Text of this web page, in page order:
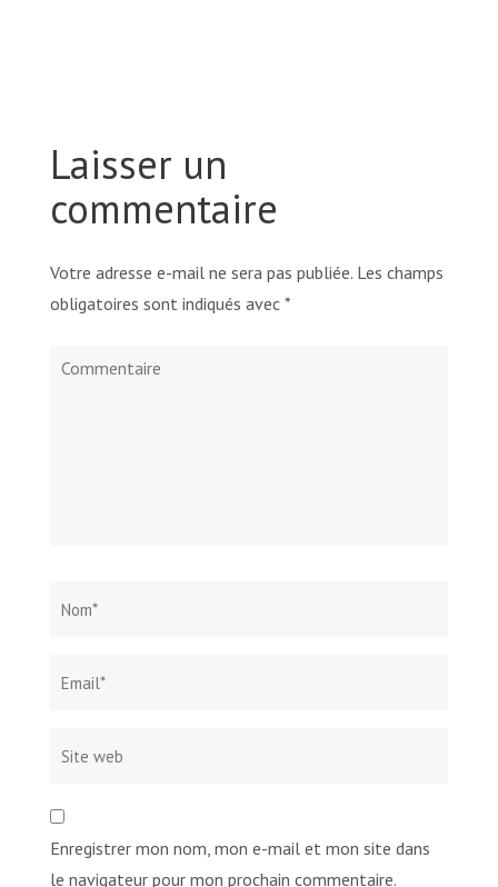
Laisser un
commentaire
Votre adresse e-mail ne sera pas publiée. Les champs
obligatoires sont indiqués avec *
Commentaire
Enregistrer mon nom, mon e-mail et mon site dans
le navigateur pour mon prochain commentaire.